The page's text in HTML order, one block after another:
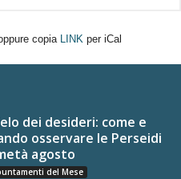
copia LINK per iCal
dei desideri: come e
osservare le Perseidi
agosto
del Mese